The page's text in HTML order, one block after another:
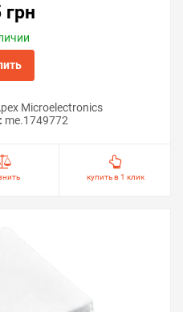
грн
Microelectronics
me.1749772
купить в 1 клик